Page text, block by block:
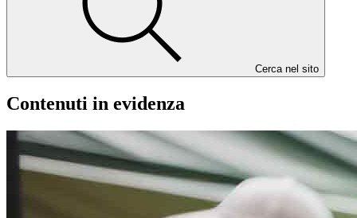
Cerca nel sito
Contenuti in evidenza